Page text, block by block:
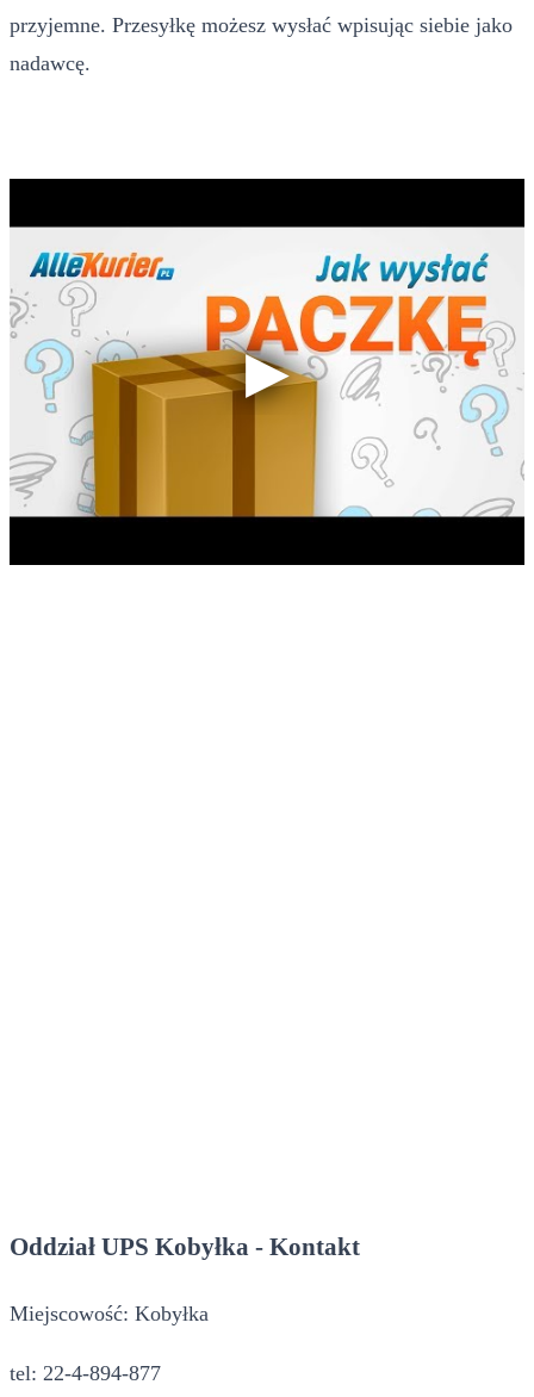
przyjemne. Przesyłkę możesz wysłać wpisując siebie jako
nadawcę.
Oddział UPS Kobyłka - Kontakt
Miejscowość: Kobyłka
tel: 22-4-894-877